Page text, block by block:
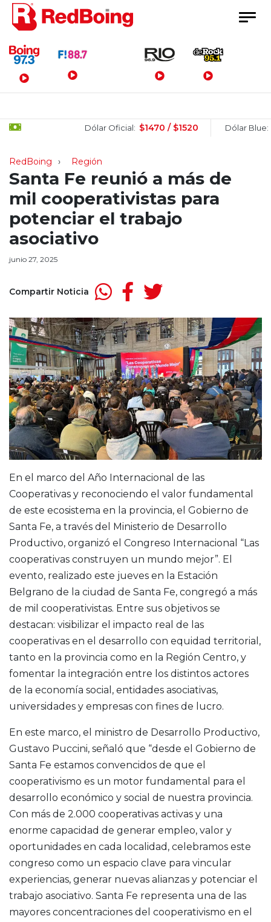
Menú Principal
Dólar Oficial: $1470 / $1520 Dólar Blue:
RedBoing Región
Santa Fe reunió a más de
mil cooperativistas para
potenciar el trabajo
asociativo
junio 27, 2025
Compartir Noticia
En el marco del Año Internacional de las
Cooperativas y reconociendo el valor fundamental
de este ecosistema en la provincia, el Gobierno de
Santa Fe, a través del Ministerio de Desarrollo
Productivo, organizó el Congreso Internacional “Las
cooperativas construyen un mundo mejor”. El
evento, realizado este jueves en la Estación
Belgrano de la ciudad de Santa Fe, congregó a más
de mil cooperativistas. Entre sus objetivos se
destacan: visibilizar el impacto real de las
cooperativas en el desarrollo con equidad territorial,
tanto en la provincia como en la Región Centro, y
fomentar la integración entre los distintos actores
de la economía social, entidades asociativas,
universidades y empresas con fines de lucro.
En este marco, el ministro de Desarrollo Productivo,
Gustavo Puccini, señaló que “desde el Gobierno de
Santa Fe estamos convencidos de que el
cooperativismo es un motor fundamental para el
desarrollo económico y social de nuestra provincia.
Con más de 2.000 cooperativas activas y una
enorme capacidad de generar empleo, valor y
oportunidades en cada localidad, celebramos este
congreso como un espacio clave para vincular
experiencias, generar nuevas alianzas y potenciar el
trabajo asociativo. Santa Fe representa una de las
mayores concentraciones del cooperativismo en el